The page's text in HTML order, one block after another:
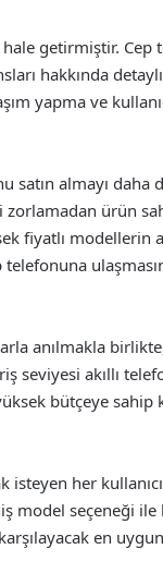
getirmiştir. Cep
hakkında
yapma ve
satın almayı daha
zorlamadan ürün
fiyatlı modellerin
anılmakla birlikte,
seviyesi akıllı
bütçeye sahip
her
model seçeneği
en